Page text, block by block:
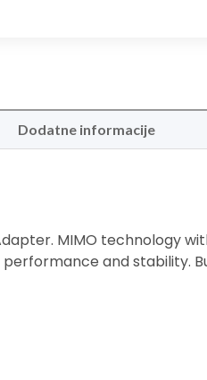
Dodatne informacije
MIMO technology
and stability.